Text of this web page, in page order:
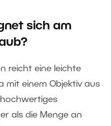
sich am
reicht eine leichte
mit einem Objektiv aus
als die Menge an